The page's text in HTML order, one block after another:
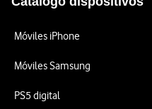
Móviles iPhone
Móviles Samsung
PS5 digital